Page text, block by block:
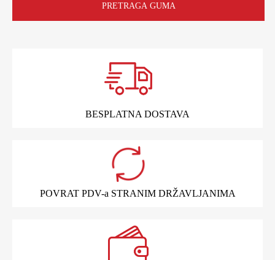
PRETRAGA GUMA
BESPLATNA DOSTAVA
POVRAT PDV-a STRANIM DRŽAVLJANIMA